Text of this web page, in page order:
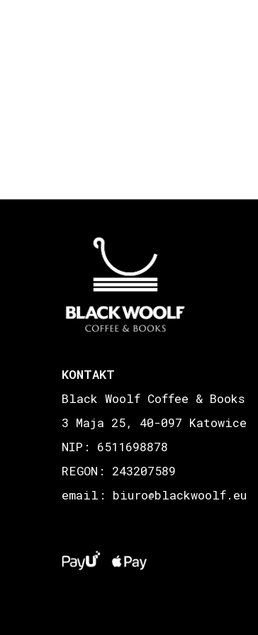
KONTAKT
Black Woolf Coffee & Books
3 Maja 25, 40-097 Katowice
NIP: 6511698878
REGON: 243207589
email: biuro@blackwoolf.eu